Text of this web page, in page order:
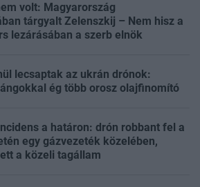
volt: Magyarország
tárgyalt Zelenszkij – Nem hisz a
lezárásában a szerb elnök
lecsaptak az ukrán drónok:
ég több orosz olajfinomító
a határon: drón robbant fel a
egy gázvezeték közelében,
a közeli tagállam